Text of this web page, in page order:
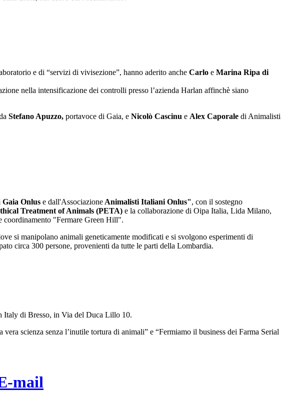
e di “servizi di vivisezione”, hanno aderito anche Carlo e Marina Ripa di
nella intensificazione dei controlli presso l’azienda Harlan affinchè siano
Stefano Apuzzo, portavoce di Gaia, e Nicolò Cascinu e Alex Caporale di Animalisti
Gaia Onlus e dall'Associazione Animalisti Italiani Onlus", con il sostegno
Treatment of Animals (PETA) e la collaborazione di Oipa Italia, Lida Milano,
"Fermare Green Hill".
si manipolano animali geneticamente modificati e si svolgono esperimenti di
circa 300 persone, provenienti da tutte le parti della Lombardia.
Italy di Bresso, in Via del Duca Lillo 10.
scienza senza l’inutile tortura di animali” e “Fermiamo il business dei Farma Serial